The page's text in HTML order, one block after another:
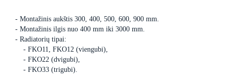
- Montažinis aukštis 300, 400, 500, 600, 900 mm.
- Montažinis ilgis nuo 400 mm iki 3000 mm.
- Radiatorių tipai:
- FKO11, FKO12 (viengubi),
- FKO22 (dvigubi),
- FKO33 (trigubi).